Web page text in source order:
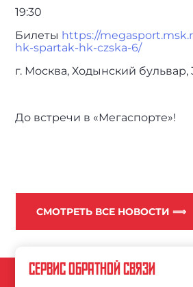
19:30
Билеты https://
hk-spartak-hk-czska-6/
г. Москва, Ходынский бульвар,
До встречи в «Мегаспорте»!
СМОТРЕТЬ ВСЕ НОВОСТИ ⟹
СЕРВИС ОБРАТНОЙ СВЯЗИ